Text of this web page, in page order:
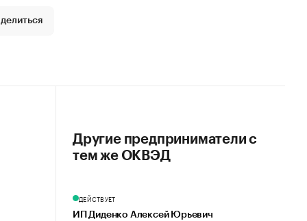
Другие предприниматели с
тем же ОКВЭД
ДЕЙСТВУЕТ
ИП Диденко Алексей Юрьевич